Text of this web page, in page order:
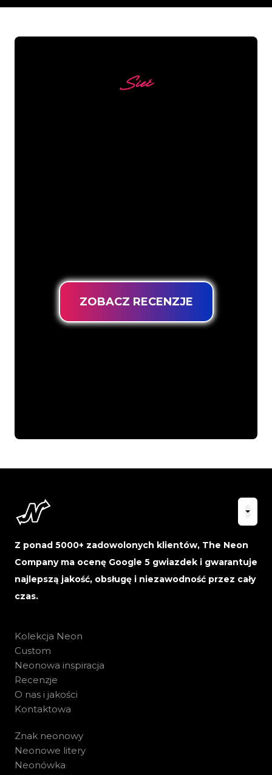
Sieć
ZOBACZ RECENZJE
Z ponad 5000+ zadowolonych klientów, The Neon
Company ma ocenę Google 5 gwiazdek i gwarantuje
najlepszą jakość, obsługę i niezawodność przez cały
czas.
Kolekcja Neon
Custom
Neonowa inspiracja
Recenzje
O nas i jakości
Kontaktowa
Znak neonowy
Neonowe litery
Neonówka